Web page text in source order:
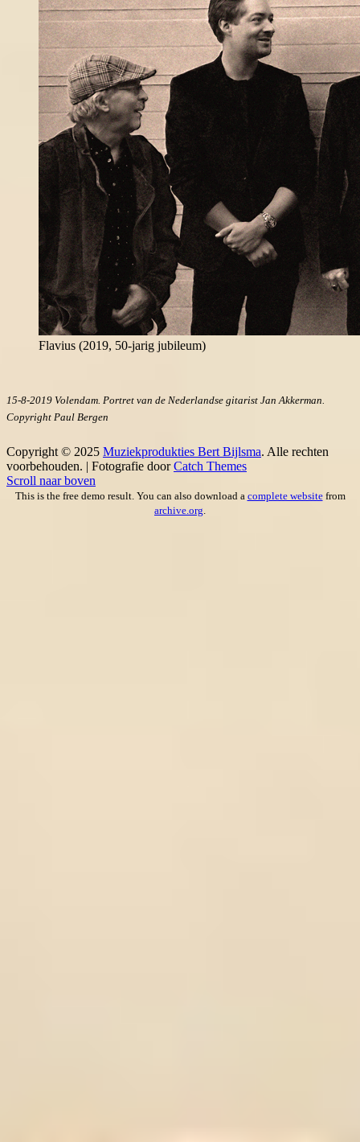
Flavius (2019, 50-jarig jubileum)
15-8-2019 Volendam. Portret van de Nederlandse gitarist Jan Akkerman.
Copyright Paul Bergen
Copyright © 2025 Muziekprodukties Bert Bijlsma. Alle rechten
voorbehouden. | Fotografie doorCatch Themes
Scroll naar boven
This is the free demo result. You can also download a complete websitefrom
archive.org.